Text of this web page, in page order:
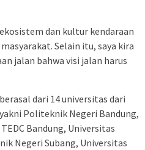
dan kultur kendaraan
Selain itu, saya kira
jalan bahwa visi jalan harus
dari 14 universitas dari
Politeknik Negeri Bandung,
Bandung, Universitas
Negeri Subang, Universitas